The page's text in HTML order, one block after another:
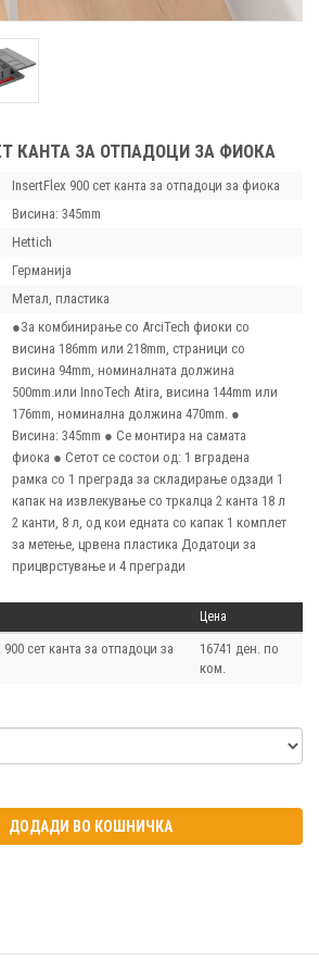
КАНТА ЗА ОТПАДОЦИ ЗА ФИОКА
InsertFlex 900 сет канта за отпадоци за фиока
Висина: 345mm
Hettich
Германија
Метал, пластика
●За комбинирање со ArciTech фиоки со
висина 186mm или 218mm, страници со
висина 94mm, номиналната должина
500mm.или InnoTech Atira, висина 144mm или
176mm, номинална должина 470mm. ●
Висина: 345mm ● Се монтира на самата
фиока ● Сетот се состои од: 1 вградена
рамка со 1 преграда за складирање одзади 1
капак на извлекување со тркалца 2 канта 18 л
2 канти, 8 л, од кои едната со капак 1 комплет
за метење, црвена пластика Додатоци за
прицврстување и 4 прегради
Цена
сет канта за отпадоци за
16741 ден. по
ком.
ДОДАДИ ВО КОШНИЧКА